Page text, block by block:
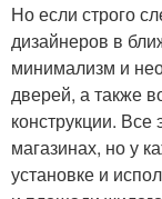
Но если строго
дизайнеров в
минимализм и
дверей, а также
конструкции.
магазинах, но у
установке и